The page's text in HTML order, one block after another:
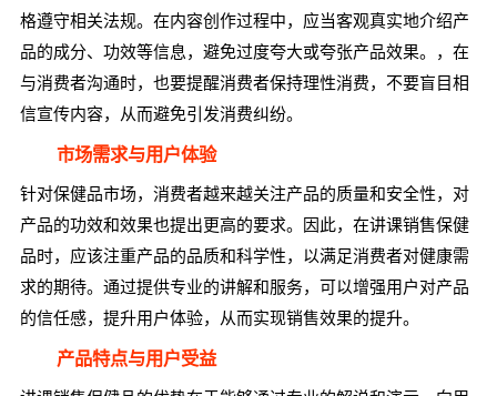
格遵守相关法规。在内容创作过程中，应当客观真实地介绍产
品的成分、功效等信息，避免过度夸大或夸张产品效果。，在
与消费者沟通时，也要提醒消费者保持理性消费，不要盲目相
信宣传内容，从而避免引发消费纠纷。
市场需求与用户体验
针对保健品市场，消费者越来越关注产品的质量和安全性，对
产品的功效和效果也提出更高的要求。因此，在讲课销售保健
品时，应该注重产品的品质和科学性，以满足消费者对健康需
求的期待。通过提供专业的讲解和服务，可以增强用户对产品
的信任感，提升用户体验，从而实现销售效果的提升。
产品特点与用户受益